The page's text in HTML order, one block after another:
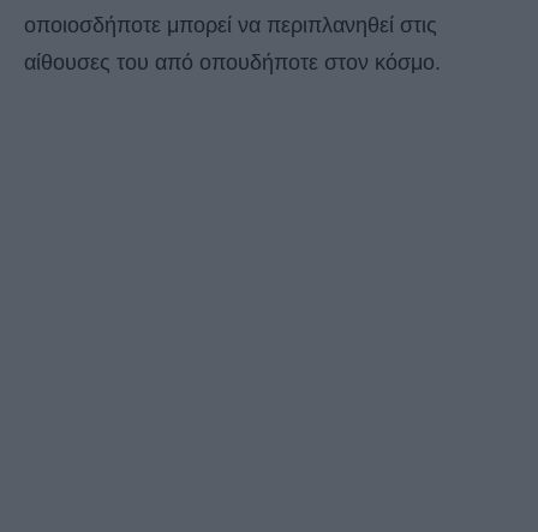
οποιοσδήποτε μπορεί να περιπλανηθεί στις
αίθουσες του από οπουδήποτε στον κόσμο.